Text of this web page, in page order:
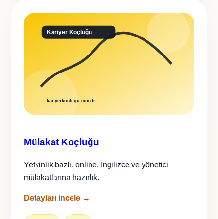
Mülakat Koçluğu
Yetkinlik bazlı, online, İngilizce ve yönetici
mülakatlarına hazırlık.
Detayları incele →